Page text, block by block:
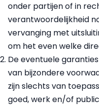
onder partijen of in
verantwoordelijkheid
vervanging met
om het even welke
De eventuele
van bijzondere
zijn slechts van
goed, werk en/of